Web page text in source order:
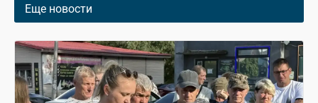
Еще новости